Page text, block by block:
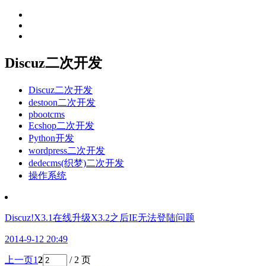
Discuz二次开发
Discuz二次开发
destoon二次开发
pbootcms
Ecshop二次开发
Python开发
wordpress二次开发
dedecms(织梦)二次开发
操作系统
Discuz!X3.1在线升级X3.2之后IE无法登陆问题
2014-9-12 20:49
上一页12
/ 2 页